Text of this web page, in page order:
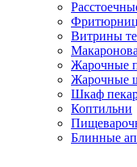
Витрины
Жарочные
Жарочные
Шкаф
Коптильни
Блинные